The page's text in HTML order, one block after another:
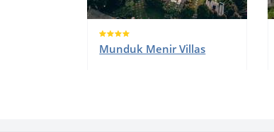
Munduk Menir Villas